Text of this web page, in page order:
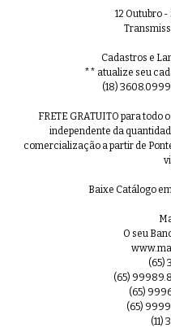
12 Outubro -
Cadastros e
** atualize seu
(18)
FRETE GRATUITO para
independente da
comercialização a partir de
Baixe Catálogo
O seu
(65)
(65)
(65)
(65)
(11)